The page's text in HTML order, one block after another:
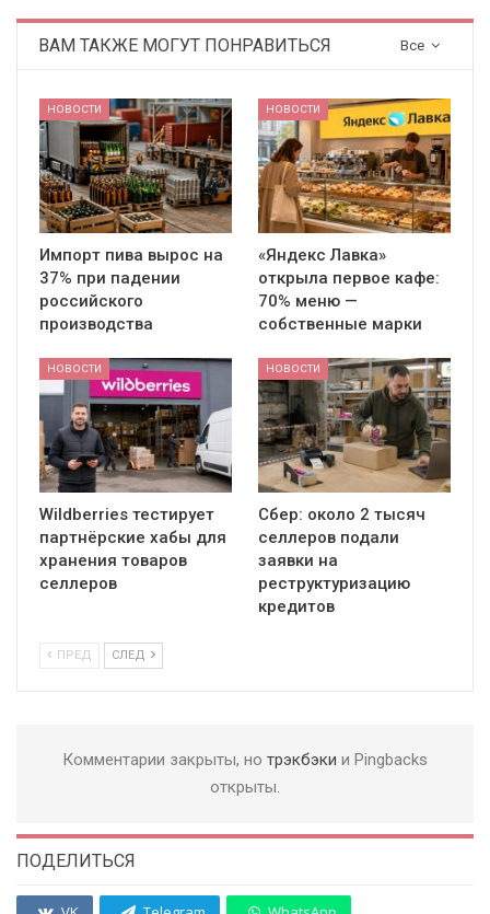
Все
ВАМ ТАКЖЕ МОГУТ ПОНРАВИТЬСЯ
НОВОСТИ
Импорт пива вырос на
37% при падении
российского
производства
НОВОСТИ
«Яндекс Лавка»
открыла первое кафе:
70% меню —
собственные марки
НОВОСТИ
Wildberries тестирует
партнёрские хабы для
хранения товаров
селлеров
НОВОСТИ
Сбер: около 2 тысяч
селлеров подали
заявки на
реструктуризацию
кредитов
ПРЕД СЛЕД
Комментарии закрыты, но трэкбэки и Pingbacks
открыты.
ПОДЕЛИТЬСЯ